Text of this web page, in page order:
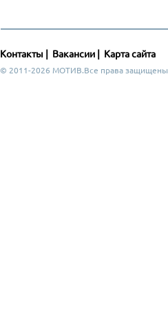
Контакты Вакансии Карта сайта
© 2011-2026 МОТИВ.Все права защищены